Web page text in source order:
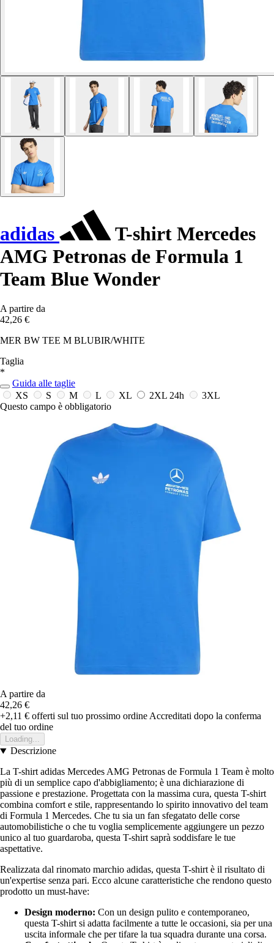
adidas
T-shirt Mercedes
AMG Petronas de Formula 1
Team Blue Wonder
A partire da
42,26 €
MER BW TEE M BLUBIR/WHITE
Taglia
*
Guida alle taglie
XS
S M L XL 2XL 24h
3XL
Questo campo è obbligatorio
A partire da
42,26 €
+2,11 € offerti sul tuo prossimo ordineAccreditati dopo la conferma
del tuo ordine
Loading...
Descrizione
La T-shirt adidas Mercedes AMG Petronas de Formula 1 Team è molto
più di un semplice capo d'abbigliamento; è una dichiarazione di
passione e prestazione. Progettata con la massima cura, questa T-shirt
combina comfort e stile, rappresentando lo spirito innovativo del team
di Formula 1 Mercedes. Che tu sia un fan sfegatato delle corse
automobilistiche o che tu voglia semplicemente aggiungere un pezzo
unico al tuo guardaroba, questa T-shirt saprà soddisfare le tue
aspettative.
Realizzata dal rinomato marchio adidas, questa T-shirt è il risultato di
un'expertise senza pari. Ecco alcune caratteristiche che rendono questo
prodotto un must-have:
Design moderno: Con un design pulito e contemporaneo,
questa T-shirt si adatta facilmente a tutte le occasioni, sia per una
uscita informale che per tifare la tua squadra durante una corsa.